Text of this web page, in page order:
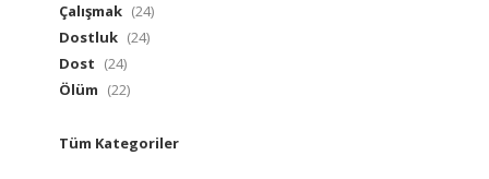
Çalışmak (24)
Dostluk (24)
Dost (24)
Ölüm (22)
Tüm Kategoriler